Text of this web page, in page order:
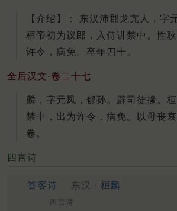
【介绍】： 东汉沛郡龙亢人，字
桓帝初为议郎，入侍讲禁中。性
许令，病免。卒年四十。
全后汉文·卷二十七
麟，字元凤，郁孙。辟司徒掾。
禁中，出为许令，病免。以母丧
卷。
四言诗
答客诗 东汉 · 桓麟
四言诗